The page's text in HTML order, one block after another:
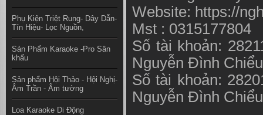
Phụ Kiện Triệt Rung- Dây Dẫn-
Tín Hiệu- Lọc Nguồn,
Sản Phẩm Karaoke -Pro Sân
khấu
Sản phẩm Hội Thảo - Hội Nghị-
Âm Trần - Âm tường
Loa Karaoke Di Động
Website: https://
Mst : 0315177804
Số tài khoản:
Nguyễn Đình
Số tài khoản:
Nguyễn Đình